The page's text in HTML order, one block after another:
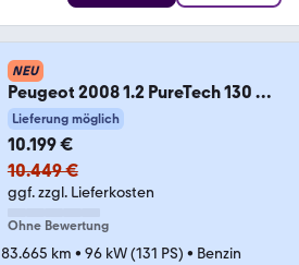
NEU
Peugeot 2008 1.2 PureTech 130 GT
Kamera/KeyLess/LED/Navi
Lieferung möglich
10.199 €
10.449 €
ggf. zzgl. Lieferkosten
Ohne Bewertung
83.665 km • 96 kW (131 PS) • Benzin